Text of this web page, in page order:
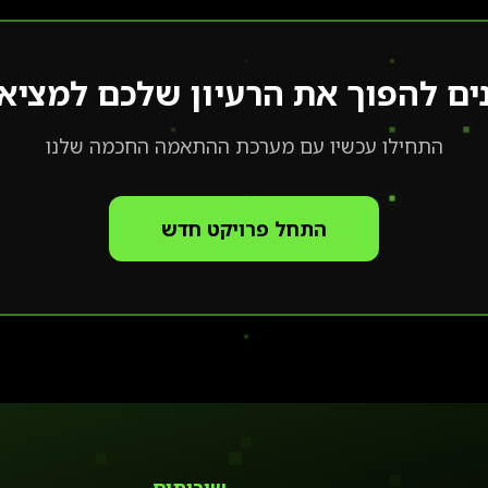
להפוך את הרעיון שלכם
התחילו עכשיו עם מערכת ההתאמה החכמה שלנו
התחל פרויקט חדש